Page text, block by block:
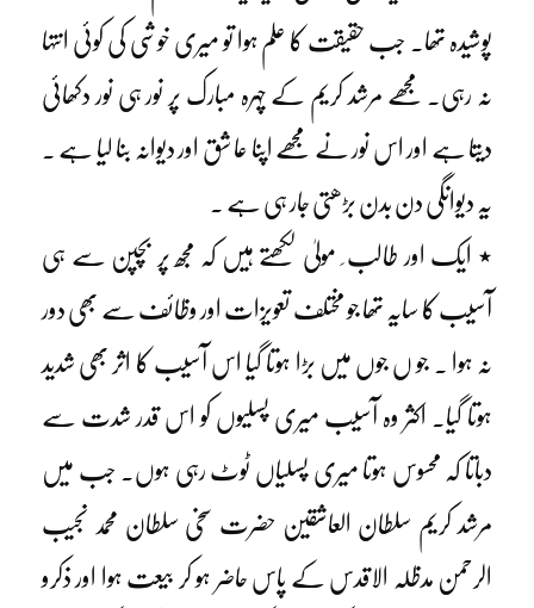
پوشیدہ تھا۔ جب حقیقت کا علم ہوا تو میری خوشی کی کوئی انتہا
نہ رہی۔ مجھے مرشد کریم کے چہرہ مبارک پر نور ہی نور دکھائی
دیتا ہے اور اس نور نے مجھے اپنا عا شق اور دیوانہ بنا لیا ہے ۔
یہ دیوانگی دن بدن بڑھتی جار ہی ہے ۔
٭ ایک اور طالب ِ مولیٰ لکھتے ہیں کہ مجھ پر بچپن سے ہی
آسیب کا سایہ تھا جو مختلف تعویزات اور وظائف سے بھی دور
نہ ہوا ۔ جو ں جوں میں بڑا ہوتا گیا اس آسیب کا اثر بھی شدید
ہوتا گیا۔ اکثر وہ آسیب میری پسلیوں کو اس قدر شدت سے
دباتا کہ محسوس ہوتا میری پسلیاں ٹوٹ رہی ہوں۔ جب میں
مرشد کریم سلطان العاشقین حضرت سخی سلطان محمد نجیب
الرحمن مدظلہ الاقدس کے پاس حاضر ہو کر بیعت ہوا اور ذکرو